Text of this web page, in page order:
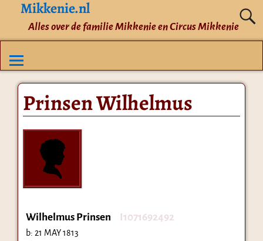
Mikkenie.nl
Alles over de familie Mikkenie en Circus Mikkenie
Prinsen Wilhelmus
Wilhelmus Prinsen I1071692492
b: 21 MAY 1813